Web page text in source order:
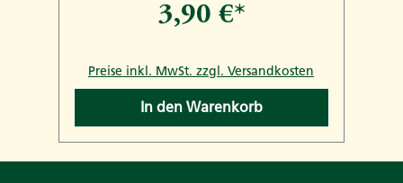
3,90 €*
Preise inkl. MwSt. zzgl. Versandkosten
In den Warenkorb